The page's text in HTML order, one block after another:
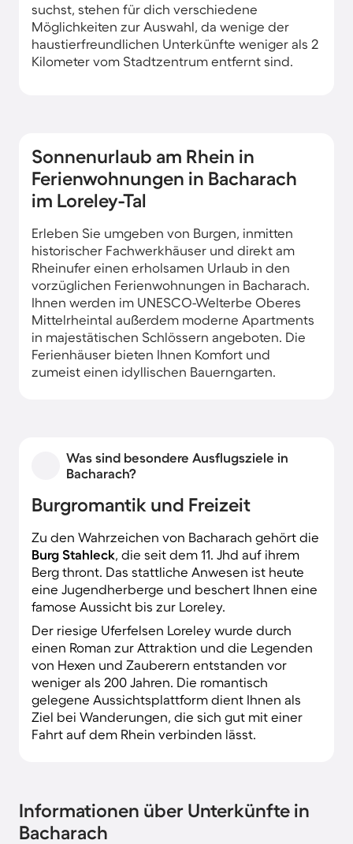
suchst, stehen für dich verschiedene
Möglichkeiten zur Auswahl, da wenige der
haustierfreundlichen Unterkünfte weniger als 2
Kilometer vom Stadtzentrum entfernt sind.
Sonnenurlaub am Rhein in
Ferienwohnungen in Bacharach
im Loreley-Tal
Erleben Sie umgeben von Burgen, inmitten
historischer Fachwerkhäuser und direkt am
Rheinufer einen erholsamen Urlaub in den
vorzüglichen Ferienwohnungen in Bacharach.
Ihnen werden im UNESCO-Welterbe Oberes
Mittelrheintal außerdem moderne Apartments
in majestätischen Schlössern angeboten. Die
Ferienhäuser bieten Ihnen Komfort und
zumeist einen idyllischen Bauerngarten.
Was sind besondere Ausflugsziele in
Bacharach?
Burgromantik und Freizeit
Zu den Wahrzeichen von Bacharach gehört die
Burg Stahleck, die seit dem 11. Jhd auf ihrem
Berg thront. Das stattliche Anwesen ist heute
eine Jugendherberge und beschert Ihnen eine
famose Aussicht bis zur Loreley.
Der riesige Uferfelsen Loreley wurde durch
einen Roman zur Attraktion und die Legenden
von Hexen und Zauberern entstanden vor
weniger als 200 Jahren. Die romantisch
gelegene Aussichtsplattform dient Ihnen als
Ziel bei Wanderungen, die sich gut mit einer
Fahrt auf dem Rhein verbinden lässt.
Informationen über Unterkünfte in
Bacharach